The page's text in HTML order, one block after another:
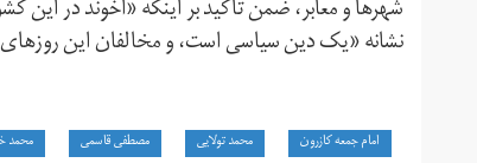
شهرها و معابر، ضمن تاکید بر اینکه «آخوند در
نشانه «یک دین سیاسی است، و مخالفان این
امام جمعه کازرون محمد تولایی مصطفی قاسمی محمد